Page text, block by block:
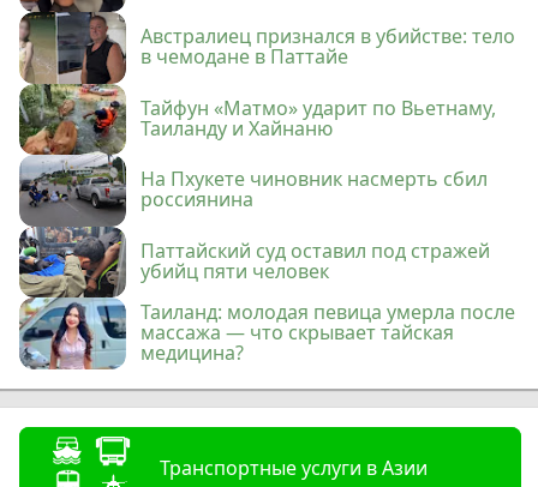
Австралиец признался в убийстве: тело
в чемодане в Паттайе
Тайфун «Матмо» ударит по Вьетнаму,
Таиланду и Хайнаню
На Пхукете чиновник насмерть сбил
россиянина
Паттайский суд оставил под стражей
убийц пяти человек
Таиланд: молодая певица умерла после
массажа — что скрывает тайская
медицина?
Транспортные услуги в Азии